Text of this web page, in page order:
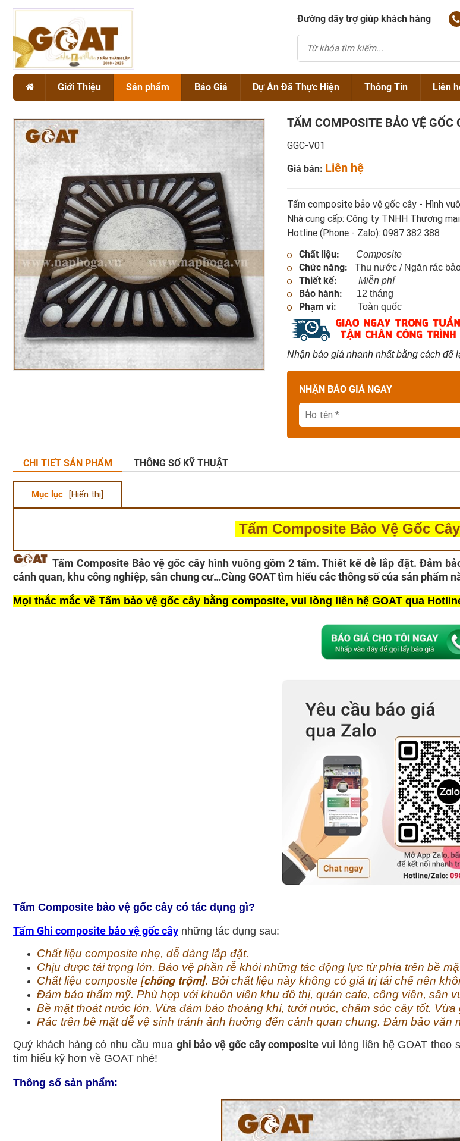
Đường dây trợ giúp khách hàng
Giới Thiệu
Giới thiệu chung
Chứng chỉ chất lượng GOAT
Sản phẩm
NẮP HỐ GA
NẮP HỐ GA GANG
NẮP HỐ GA COMPOSITE
SONG CHẮN RÁC
SONG CHẮN RÁC GANG
TẤM SÀN GRATING
BÓ VỈA GANG CẦU
VẬT TƯ CÔNG TRÌNH
NẮP BỂ CÁP
NẮP GANIVO
TẤM GHI BẢO VỆ GỐC CÂY
PHỄU THU NƯỚC MẶT CẦU - TẦNG HẦM -
NẮP THOÁT NƯỚC SÂN GOLF
CÁC SẢN PHẨM GANG - COMPOSITE KHÁC
Báo Giá Dự Án Đã Thực Hiện
Dự án
Thông Tin
Chính Sách Bán Hàng
Tin Tức Chuyên Ngành
Vật liệu Gang
Vật liệu Composite
Liên
TẤM COMPOSITE BẢO VỆ
GGC-V01
Giá bán: Liên hệ
Tấm composite bảo vệ gốc cây - Hình
Nhà cung cấp: Công ty TNHH Thương
Hotline (Phone - Zalo): 0987.382.388
Chất liệu:
Composite
Chức năng: Thu nước / Ngăn rác
Thiết kế: Miễn phí
Bảo hành: 12 tháng
Phạm vi: Toàn quốc
Nhận báo giá nhanh nhất bằng cách để
NHẬN BÁO GIÁ NGAY
CHI TIẾT SẢN PHẨM THÔNG SỐ KỸ THUẬT
Mục lục [Hiển thị]
Tấm Composite Bảo Vệ Gốc
Tấm Composite Bảo vệ gốc cây hình vuông gồm 2 tấm. Thiết kế dễ lắp đặt. Đảm
cảnh quan, khu công nghiệp, sân chung cư…Cùng GOAT tìm hiểu các thông số của sản phẩm
Mọi thắc mắc về Tấm bảo vệ gốc cây bằng composite, vui lòng liên hệ GOAT qua
Tấm Composite bảo vệ gốc cây có tác dụng gì?
Tấm Ghi composite bảo vệ gốc cây những tác dụng sau:
Chất liệu composite nhẹ, dễ dàng lắp đặt.
Chịu được tải trọng lớn. Bảo vệ phần rễ khỏi những tác động lực từ phía trên bề
Chất liệu composite [chống trộm]. Bởi chất liệu này không có giá trị tái chế nên
Đảm bảo thẩm mỹ. Phù hợp với khuôn viên khu đô thị, quán cafe, công viên, sân
Bề mặt thoát nước lớn. Vừa đảm bảo thoáng khí, tưới nước, chăm sóc cây tốt. Vừa
Rác trên bề mặt dễ vệ sinh tránh ảnh hưởng đến cảnh quan chung. Đảm bảo văn
Quý khách hàng có nhu cầu mua ghi bảo vệ gốc cây compositevui lòng liên hệ GOAT theo
tìm hiểu kỹ hơn về GOAT nhé!
Thông số sản phẩm: